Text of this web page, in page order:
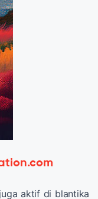
aktif di blantika